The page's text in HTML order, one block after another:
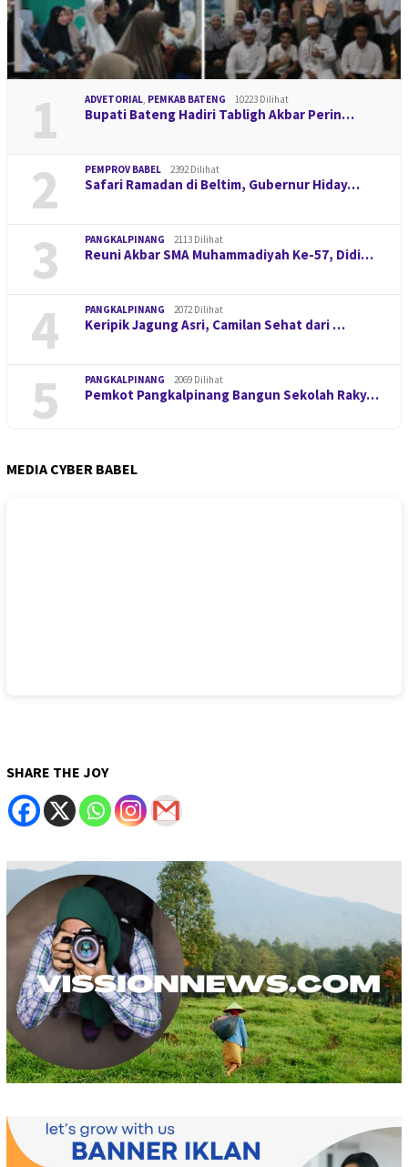
1 ADVETORIAL, PEMKAB BATENG 10223 Dilihat
Bupati Bateng Hadiri Tabligh Akbar Perin…
2 PEMPROV BABEL 2392 Dilihat
Safari Ramadan di Beltim, Gubernur Hiday…
3 PANGKALPINANG 2113 Dilihat
Reuni Akbar SMA Muhammadiyah Ke-57, Didi…
4 PANGKALPINANG 2072 Dilihat
Keripik Jagung Asri, Camilan Sehat dari …
5 PANGKALPINANG 2069 Dilihat
Pemkot Pangkalpinang Bangun Sekolah Raky…
MEDIA CYBER BABEL
SHARE THE JOY